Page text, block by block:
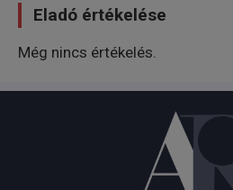
Eladó értékelése
Még nincs értékelés.